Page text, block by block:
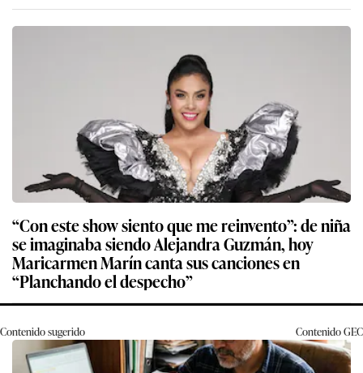
“Con este show siento que me reinvento”: de niña
se imaginaba siendo Alejandra Guzmán, hoy
Maricarmen Marín canta sus canciones en
“Planchando el despecho”
Contenido sugerido ContenidoGEC